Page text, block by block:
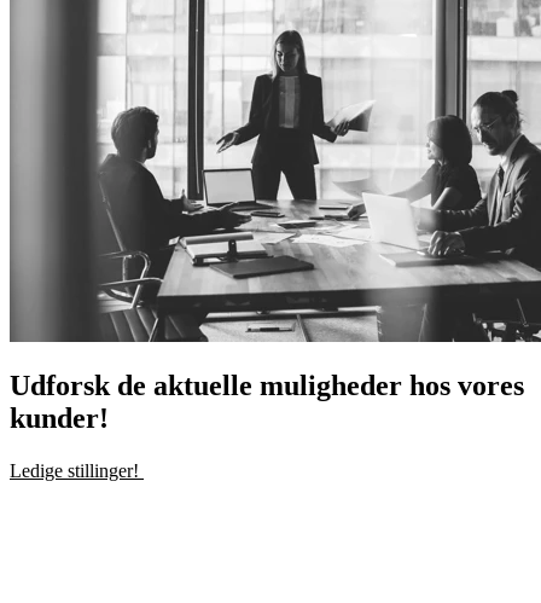
Udforsk de aktuelle muligheder hos vores
kunder!
Ledige stillinger!